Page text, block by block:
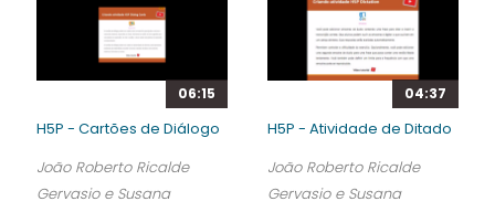
06:15
H5P - Cartões de Diálogo
João Roberto Ricalde
Gervasio e Susana
04:37
H5P - Atividade de Ditado
João Roberto Ricalde
Gervasio e Susana